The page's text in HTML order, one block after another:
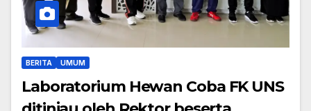
BERITA UMUM
Laboratorium Hewan Coba FK UNS